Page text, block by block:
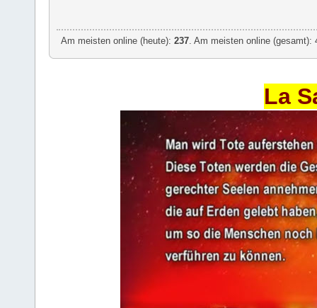
Am meisten online (heute):237 . Am meisten online
La